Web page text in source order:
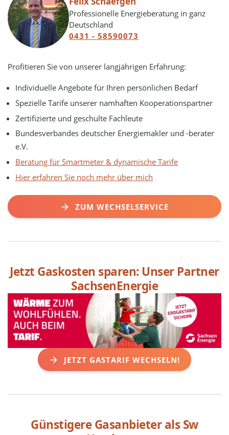
Professionelle Energieberatung in ganz
Deutschland
0431 - 58590073
Profitieren Sie von unserer langjährigen Erfahrung:
Individuelle Angebote für Ihren persönlichen Bedarf
Spezielle Tarife unserer namhaften Kooperationspartner
Zertifizierte und geschulte Fachleute
Bundesverbandes deutscher Energiemakler und -berater
e.V.
Beratung für Smartmeter & dynamische Tarife
Hier erfahren Sie noch mehr über mich
ZUM WECHSELSERVICE
Jetzt Gaskosten sparen: Unser Partner
SachsenEnergie
JETZT GASTARIF WECHSELN!
Günstigere Gasanbieter alsSw